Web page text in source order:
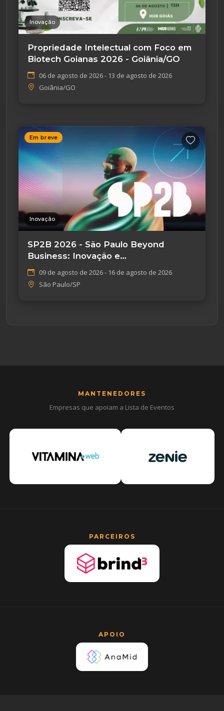
Inovação
Propriedade Intelectual com Foco em
Biotech Goianas 2026 - Goiânia/GO
06 de agosto de 2026 - 13 de agosto de 2026
Goiânia/GO
Em breve
Inovação
SP2B 2026 - São Paulo Beyond
Business: Inovação e
Empreendedorismo
09 de agosto de 2026 - 16 de agosto de 2026
São Paulo/SP
MANTENEDORES
Empresas que apoiam a Lista de Eventos
PARCEIROS
APOIO